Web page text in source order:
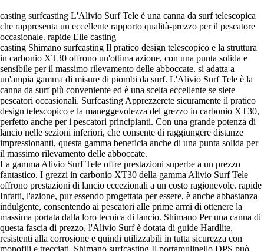
casting surfcasting L'Alivio Surf Tele è una canna da surf telescopica
che rappresenta un eccellente rapporto qualità-prezzo per il pescatore
occasionale. rapide Elle casting
casting Shimano surfcasting Il pratico design telescopico e la struttura
in carbonio XT30 offrono un'ottima azione, con una punta solida e
sensibile per il massimo rilevamento delle abboccate. si adatta a
un'ampia gamma di misure di piombi da surf. L'Alivio Surf Tele è la
canna da surf più conveniente ed è una scelta eccellente se siete
pescatori occasionali. Surfcasting Apprezzerete sicuramente il pratico
design telescopico e la maneggevolezza del grezzo in carbonio XT30,
perfetto anche per i pescatori principianti. Con una grande potenza di
lancio nelle sezioni inferiori, che consente di raggiungere distanze
impressionanti, questa gamma beneficia anche di una punta solida per
il massimo rilevamento delle abboccate.
La gamma Alivio Surf Tele offre prestazioni superbe a un prezzo
fantastico. I grezzi in carbonio XT30 della gamma Alivio Surf Tele
offrono prestazioni di lancio eccezionali a un costo ragionevole. rapide
Infatti, l'azione, pur essendo progettata per essere, è anche abbastanza
indulgente, consentendo ai pescatori alle prime armi di ottenere la
massima portata dalla loro tecnica di lancio. Shimano Per una canna di
questa fascia di prezzo, l'Alivio Surf è dotata di guide Hardlite,
resistenti alla corrosione e quindi utilizzabili in tutta sicurezza con
monofili e trecciati. Shimano surfcasting Il portamulinello DPS può